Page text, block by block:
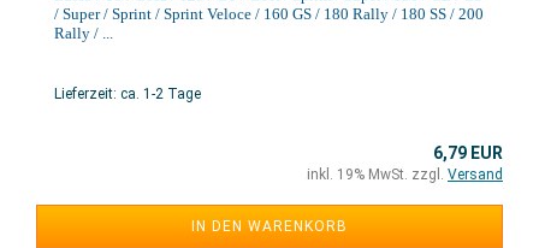
/ Super / Sprint / Sprint Veloce / 160 GS / 180 Rally / 180 SS / 200
Rally / ...
Lieferzeit: ca. 1-2 Tage
6,79 EUR
inkl. 19% MwSt. zzgl. Versand
IN DEN WARENKORB